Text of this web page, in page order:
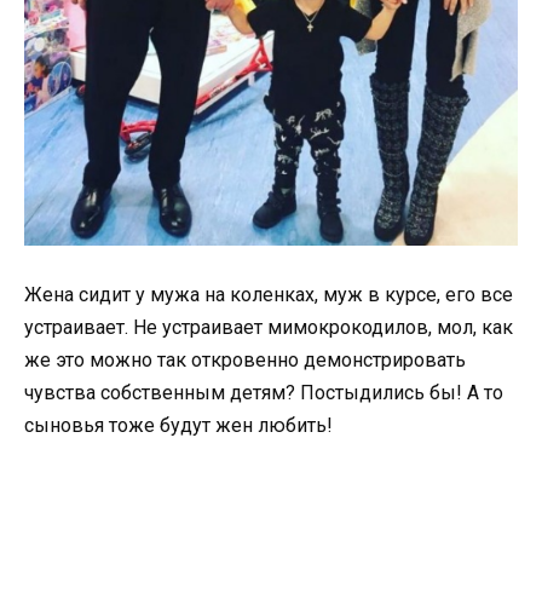
Жена сидит у мужа на коленках, муж в курсе, его все
устраивает. Не устраивает мимокрокодилов, мол, как
же это можно так откровенно демонстрировать
чувства собственным детям? Постыдились бы! А то
сыновья тоже будут жен любить!